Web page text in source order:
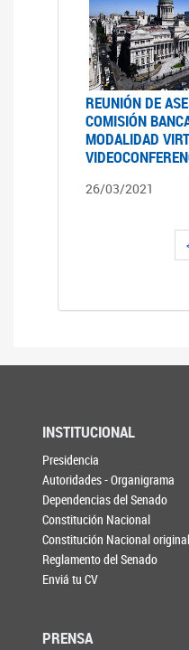
REUNIÓN DE
COMISIÓN
MODALIDAD
26/03/2021
INSTITUCIONAL
Presidencia
Autoridades - Organigrama
Dependencias del Senado
Constitución Nacional
Constitución Nacional
Reglamento del Senado
Enviá tu CV
PRENSA